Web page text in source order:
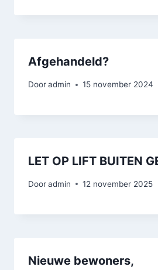
Afgehandeld?
Dooradmin 15 november 2024
LET OP LIFT BUITEN
Dooradmin 12 november 2025
Nieuwe bewoners,